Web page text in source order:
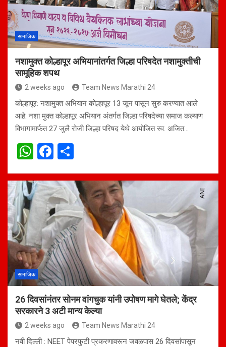
p
k
सामाजिक
नशामुक्त कोल्हापूर अभियानांतर्गत जिल्हा परिषदेत नशामुक्तीची
सामूहिक शपथ
2 weeks ago Team News Marathi 24
कोल्हापूर: नशामुक्त अभियान कोल्हापूर 13 जून पासून सुरु करण्यात आले
आहे. नशा मुक्त कोल्हापूर अभियान अंतर्गत जिल्हा परिषदेच्या समाज कल्याण
विभागामार्फत 27 जुलै रोजी जिल्हा परिषद येथे आयोजित स्व. अजित…
W
at
s
A
p
p
F
ce
b
o
o
k
ar
e
सामाजिक
26 दिवसांनंतर सोनम वांगचुक यांनी उपोषण मागे घेतले; केंद्र
सरकारने 3 अटी मान्य केल्या
2 weeks ago Team News Marathi 24
नवी दिल्ली : NEET पेपरफुटी प्रकरणावरून जवळपास 26 दिवसांपासून